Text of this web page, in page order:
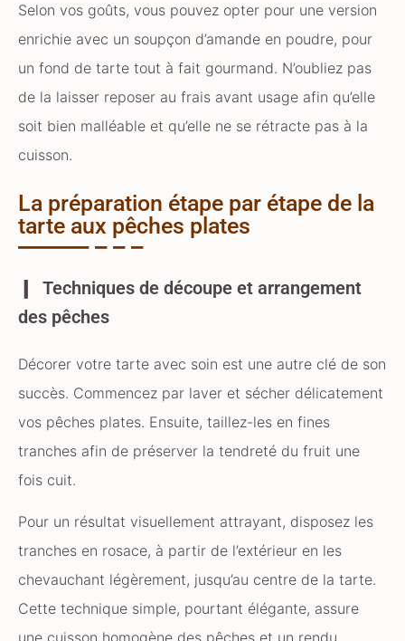
Selon vos goûts, vous pouvez opter pour une version
enrichie avec un soupçon d’amande en poudre, pour
un fond de tarte tout à fait gourmand. N’oubliez pas
de la laisser reposer au frais avant usage afin qu’elle
soit bien malléable et qu’elle ne se rétracte pas à la
cuisson.
La préparation étape par étape de la
tarte aux pêches plates
Techniques de découpe et arrangement
des pêches
Décorer votre tarte avec soin est une autre clé de son
succès. Commencez par laver et sécher délicatement
vos pêches plates. Ensuite, taillez-les en fines
tranches afin de préserver la tendreté du fruit une
fois cuit.
Pour un résultat visuellement attrayant, disposez les
tranches en rosace, à partir de l’extérieur en les
chevauchant légèrement, jusqu’au centre de la tarte.
Cette technique simple, pourtant élégante, assure